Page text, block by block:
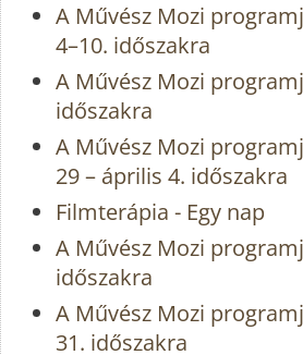
A Művész Mozi
4–10. időszakra
A Művész Mozi
időszakra
A Művész Mozi
29 – április 4. időszakra
Filmterápia - Egy nap
A Művész Mozi
időszakra
A Művész Mozi
31. időszakra